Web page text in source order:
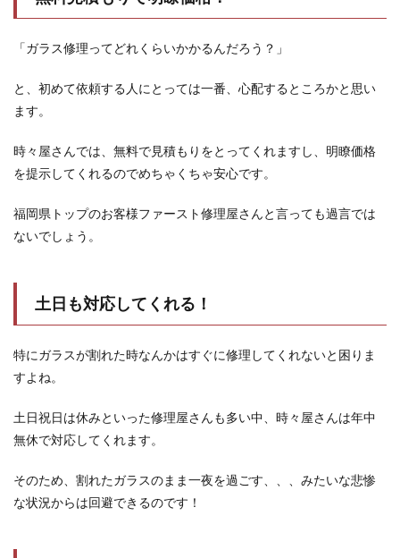
「ガラス修理ってどれくらいかかるんだろう？」
と、初めて依頼する人にとっては一番、心配するところかと思い
ます。
時々屋さんでは、無料で見積もりをとってくれますし、明瞭価格
を提示してくれるのでめちゃくちゃ安心です。
福岡県トップのお客様ファースト修理屋さんと言っても過言では
ないでしょう。
土日も対応してくれる！
特にガラスが割れた時なんかはすぐに修理してくれないと困りま
すよね。
土日祝日は休みといった修理屋さんも多い中、時々屋さんは年中
無休で対応してくれます。
そのため、割れたガラスのまま一夜を過ごす、、、みたいな悲惨
な状況からは回避できるのです！